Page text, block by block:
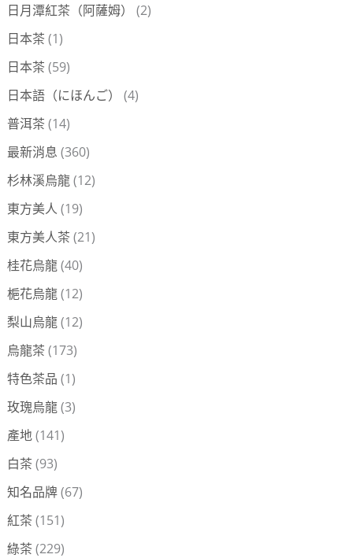
日月潭紅茶（阿薩姆）
(2)
日本茶 (1)
日本茶 (59)
日本語（にほんご）
(4)
普洱茶 (14)
最新消息 (360)
杉林溪烏龍(12)
東方美人 (19)
東方美人茶 (21)
桂花烏龍(40)
梔花烏龍(12)
梨山烏龍(12)
烏龍茶 (173)
特色茶品 (1)
玫瑰烏龍(3)
產地(141)
白茶 (93)
知名品牌(67)
紅茶 (151)
綠茶 (229)